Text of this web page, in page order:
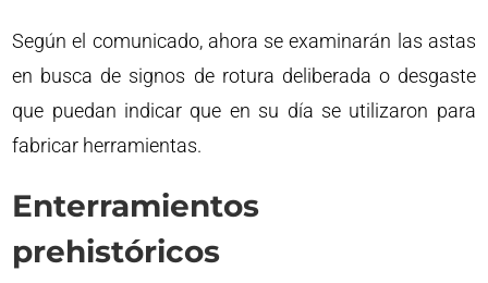
Según el comunicado, ahora se examinarán las astas
en busca de signos de rotura deliberada o desgaste
que puedan indicar que en su día se utilizaron para
fabricar herramientas.
Enterramientos
prehistóricos